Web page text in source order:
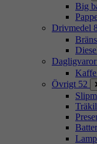
Big
Drivmedel
Dagligvaror
Kaffe
Övrigt 52
Träkil